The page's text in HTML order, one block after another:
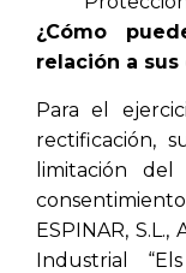
¿Cómo
relación a sus
Para el
rectificación,
limitación
ESPINAR,
Industrial